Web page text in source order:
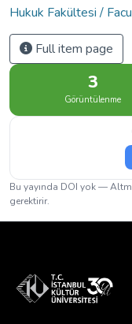
Hukuk Fakültesi /
Full item page
3
Görüntülenme
Bu yayında DOI yok —
gerektirir.